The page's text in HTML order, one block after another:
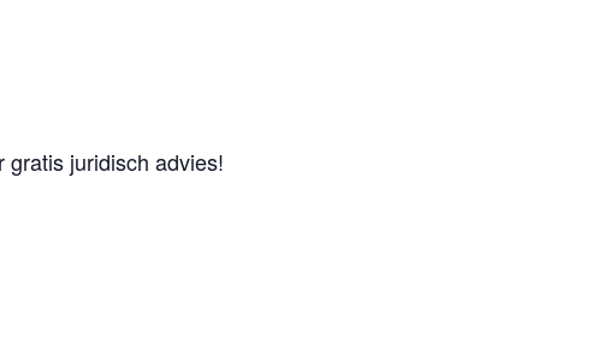
juridisch advies!